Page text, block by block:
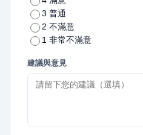
3 普通
2 不滿意
1 非常不滿意
建議與意見